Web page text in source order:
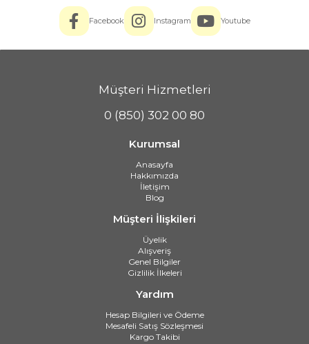
Facebook Instagram Youtube
Müşteri Hizmetleri
0 (850) 302 00 80
Kurumsal
Anasayfa
Hakkımızda
İletişim
Blog
Müşteri İlişkileri
Üyelik
Alışveriş
Genel Bilgiler
Gizlilik İlkeleri
Yardım
Hesap Bilgileri ve Ödeme
Mesafeli Satış Sözleşmesi
Kargo Takibi